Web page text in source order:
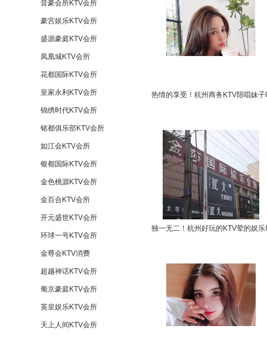
音豪会所KTV会所
豪宫娱乐KTV会所
盛源豪庭KTV会所
凤凰城KTV会所
花都国际KTV会所
皇家永利KTV会所
锦绣时代KTV会所
铭都俱乐部KTV会所
如江会KTV会所
银都国际KTV会所
金色桃源KTV会所
金百合KTV会所
开元盛世KTV会所
环球一号KTV会所
金尊会KTV消费
超越神话KTV会所
葡京豪庭KTV会所
英皇娱乐KTV会所
天上人间KTV会所
热情的享受！杭州商务KTV陪唱妹子
独一无二！杭州好玩的KTV荤的娱乐